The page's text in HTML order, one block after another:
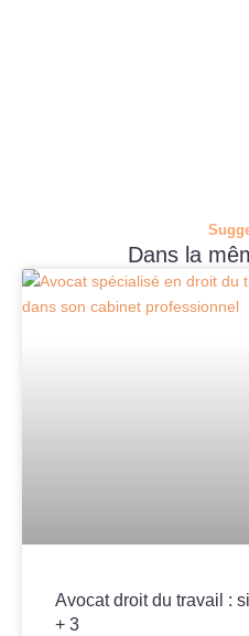
Dans la
Avocat droit du travail :
+ 3